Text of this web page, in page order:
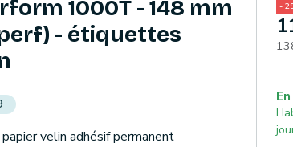
1000T - 148 mm
- étiquettes
velin adhésif permanent
-